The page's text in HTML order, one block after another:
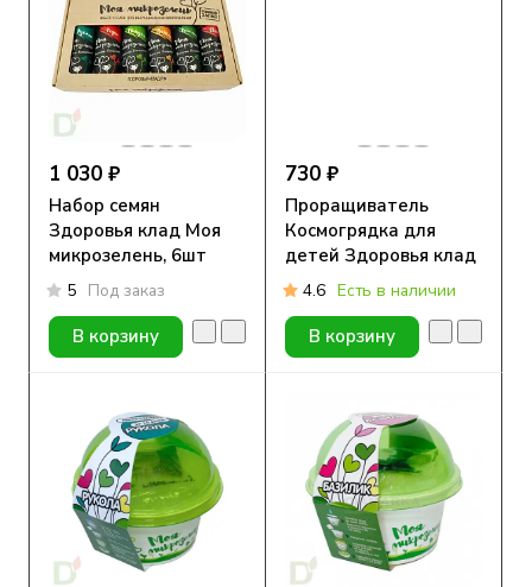
1 030 ₽
Набор семян
Здоровья клад Моя
микрозелень, 6шт
5 Под заказ
В корзину
730 ₽
Проращиватель
Космогрядка для
детей Здоровья клад
4.6 Есть в наличии
В корзину